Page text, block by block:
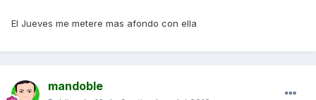
El Jueves me metere mas afondo con ella
mandoble